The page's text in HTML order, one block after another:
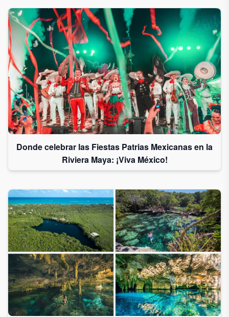
Donde celebrar las Fiestas Patrias Mexicanas en la
Riviera Maya: ¡Viva México!